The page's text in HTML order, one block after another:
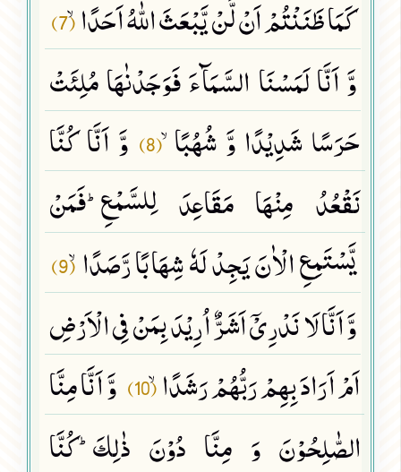
كَمَا ظَنَنْتُمْ اَنْ لَّنْ یَّبْعَثَ اللّٰهُ اَحَدًاۙ(7)
وَّ اَنَّا لَمَسْنَا السَّمَآءَ فَوَجَدْنٰهَا مُلِئَتْ
حَرَسًا شَدِیْدًا وَّ شُهُبًاۙ(8)
وَّ اَنَّا كُنَّا
نَقْعُدُ مِنْهَا مَقَاعِدَ لِلسَّمْعِؕ-فَمَنْ
یَّسْتَمِعِ الْاٰنَ یَجِدْ لَهٗ شِهَابًا رَّصَدًاۙ (9)
وَّ اَنَّا لَا نَدْرِیْۤ اَشَرٌّ اُرِیْدَ بِمَنْ فِی الْاَرْضِ
اَمْ اَرَادَ بِهِمْ رَبُّهُمْ رَشَدًاۙ(10)
وَّ اَنَّا مِنَّا
الصّٰلِحُوْنَ وَ مِنَّا دُوْنَ ذٰلِكَؕ-كُنَّا